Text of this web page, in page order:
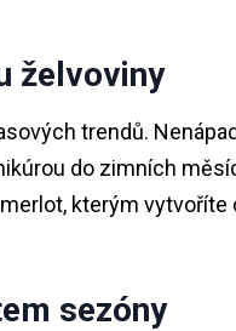
želvoviny
trendů.
do zimních
kterým
sezóny